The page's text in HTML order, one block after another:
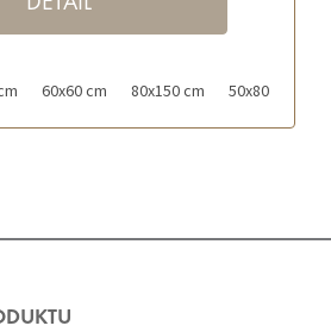
60x60 cm 80x150 cm 50x80 cm